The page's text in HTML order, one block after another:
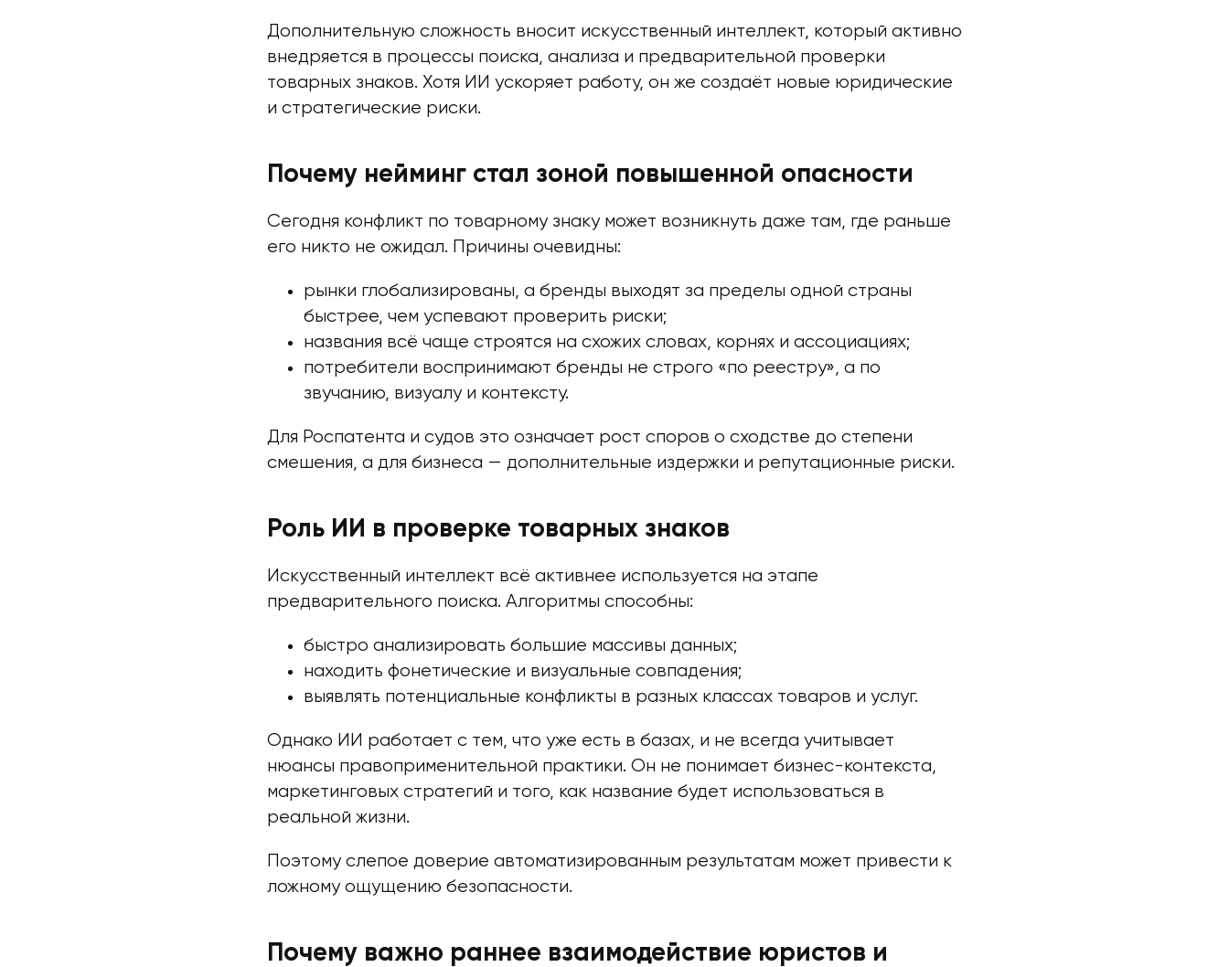
Дополнительную сложность вносит искусственный интеллект, который активно
внедряется в процессы поиска, анализа и предварительной проверки
товарных знаков. Хотя ИИ ускоряет работу, он же создаёт новые юридические
и стратегические риски.
Почему нейминг стал зоной повышенной опасности
Сегодня конфликт по товарному знаку может возникнуть даже там, где раньше
его никто не ожидал. Причины очевидны:
рынки глобализированы, а бренды выходят за пределы одной страны
быстрее, чем успевают проверить риски;
названия всё чаще строятся на схожих словах, корнях и ассоциациях;
потребители воспринимают бренды не строго «по реестру», а по
звучанию, визуалу и контексту.
Для Роспатента и судов это означает рост споров о сходстве до степени
смешения, а для бизнеса — дополнительные издержки и репутационные риски.
Роль ИИ в проверке товарных знаков
Искусственный интеллект всё активнее используется на этапе
предварительного поиска. Алгоритмы способны:
быстро анализировать большие массивы данных;
находить фонетические и визуальные совпадения;
выявлять потенциальные конфликты в разных классах товаров и услуг.
Однако ИИ работает с тем, что уже есть в базах, и не всегда учитывает
нюансы правоприменительной практики. Он не понимает бизнес-контекста,
маркетинговых стратегий и того, как название будет использоваться в
реальной жизни.
Поэтому слепое доверие автоматизированным результатам может привести к
ложному ощущению безопасности.
Почему важно раннее взаимодействие юристов и